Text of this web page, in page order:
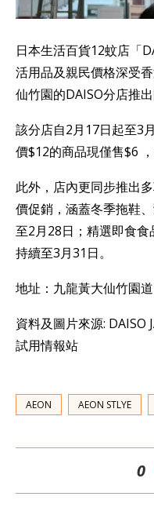
日本生活百貨12蚊店「
活用品及親民價格深受
仙竹園的DAISO分店推
該分店自2月17日起至3
價$12的商品現僅售$6
此外，店內更同步推出
價促銷，涵蓋冬季拖鞋
至2月28日；精選即食
持續至3月31日。
地址：九龍黃大仙竹園
資料及圖片來源: DAISO
試用情報站
AEON AEON STLYE
0